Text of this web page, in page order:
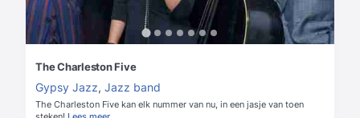
The Charleston Five
Gypsy Jazz, Jazz band
The Charleston Five kan elk nummer van nu, in een jasje van toen